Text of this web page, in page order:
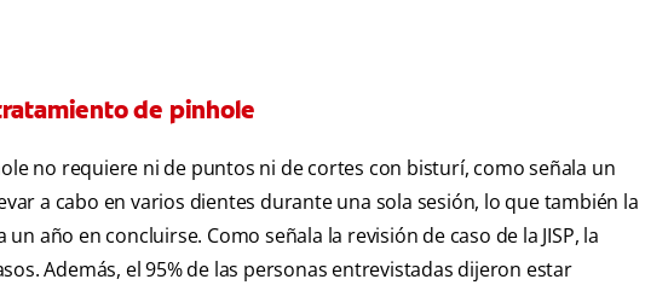
de pinhole
no requiere ni de puntos ni de cortes con bisturí, como señala un
a cabo en varios dientes durante una sola sesión, lo que también la
año en concluirse. Como señala la revisión de caso de la JISP, la
Además, el 95% de las personas entrevistadas dijeron estar